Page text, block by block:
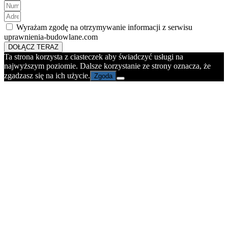
Wyrażam zgodę na otrzymywanie informacji z serwisu
uprawnienia-budowlane.com
DOŁĄCZ TERAZ
Ta strona korzysta z ciasteczek aby świadczyć usługi na
najwyższym poziomie. Dalsze korzystanie ze strony oznacza, że
zgadzasz się na ich użycie. Zgoda